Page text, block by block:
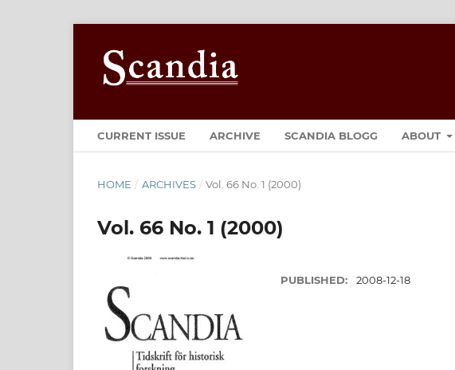
CURRENT ISSUE ARCHIVE SCANDIA BLOGG ABOUT
HOME / ARCHIVES / Vol. 66 No. 1 (2000)
Vol. 66 No. 1 (2000)
PUBLISHED: 2008-12-18